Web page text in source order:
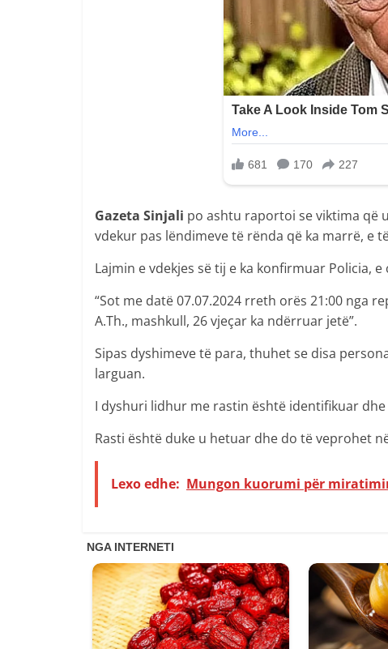
Gazeta Sinjali po ashtu raportoi se viktima që
vdekur pas lëndimeve të rënda që ka marrë, e
Lajmin e vdekjes së tij e ka konfirmuar Policia,
“Sot me datë 07.07.2024 rreth orës 21:00 nga
A.Th., mashkull, 26 vjeçar ka ndërruar jetë”.
Sipas dyshimeve të para, thuhet se disa
larguan.
I dyshuri lidhur me rastin është identifikuar
Rasti është duke u hetuar dhe do të veprohet
Lexo edhe: Mungon kuorumi për